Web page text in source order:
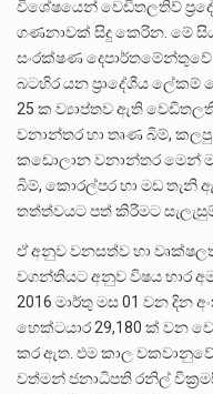
විශේෂයෙන් වෙඩිතලතිව්
ගණනාවක් සිදු කෙරින. මේ
සංරක්ෂණ දෙපාර්තමේන්තුවේ
බටහිර යන ප්‍රාදේශීය ලේකම්
25 ක ව්‍යාප්තව ඇති
වනාන්තර හා තෘණ බිම්,
කඩොලාන වනාන්තර මෙන්
බිම්, කොරල්පර හා මඩ තැනි
තත්ත්වයට පත් කිරීමට
ඒ අනුව වනසත්ව හා
වගන්තියට අනුව විෂය භාර
2016 මාර්තු මස 01 වන දින
හෙක්ටයාර 29,180 ක් වන
කර ඇත. එම කාල වකවානුවේ
වත්මන් ජනාධිපති රනිල්